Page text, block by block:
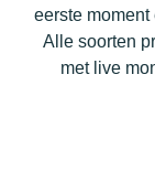
eerste
Alle soorten
met live